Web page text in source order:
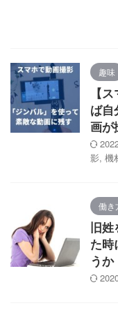
趣味
【
ば自
画が
影, 機
働き
旧姓
た時
うか